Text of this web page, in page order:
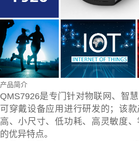
产品简介
QMS7926是专门针对物联网、智
可穿戴设备应用进行研发的；该
高、小尺寸、低功耗、高灵敏度
的优异特点。